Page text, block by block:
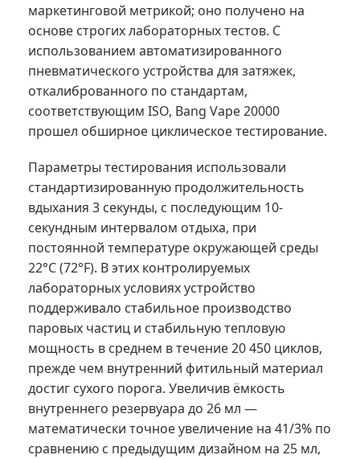
маркетинговой метрикой; оно получено на
основе строгих лабораторных тестов. С
использованием автоматизированного
пневматического устройства для затяжек,
откалиброванного по стандартам,
соответствующим ISO, Bang Vape 20000
прошел обширное циклическое тестирование.
Параметры тестирования использовали
стандартизированную продолжительность
вдыхания 3 секунды, с последующим 10-
секундным интервалом отдыха, при
постоянной температуре окружающей среды
22°C (72°F). В этих контролируемых
лабораторных условиях устройство
поддерживало стабильное производство
паровых частиц и стабильную тепловую
мощность в среднем в течение 20 450 циклов,
прежде чем внутренний фитильный материал
достиг сухого порога. Увеличив ёмкость
внутреннего резервуара до 26 мл —
математически точное увеличение на 41/3% по
сравнению с предыдущим дизайном на 25 мл,